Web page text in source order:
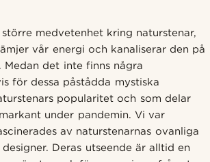
medvetenhet kring naturstenar,
vår energi och kanaliserar den på
det inte finns några
för dessa påstådda mystiska
popularitet och som delar
under pandemin. Vi var
av naturstenarnas ovanliga
Deras utseende är alltid en